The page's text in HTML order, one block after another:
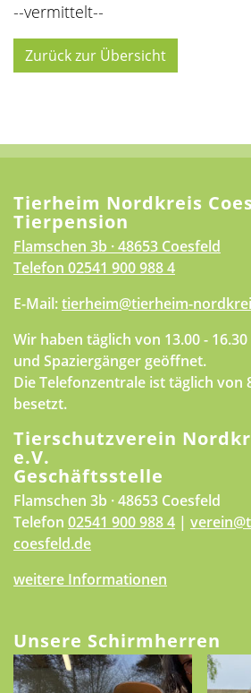
--vermittelt--
Zurück zur Übersicht
Tierheim Nordkreis
Tierpension
Flamschen 3b · 48653 Coesfeld
Telefon 02541 900 988 4
E-Mail:tierheim@tierheim-
Wir haben täglich von 13.00 -
und Spaziergänger geöffnet.
Die Telefonzentrale ist täglich von
besetzt.
Tierschutzverein
e.V.
Geschäftsstelle
Flamschen 3b · 48653 Coesfeld
Telefon 02541 900 988 4 |
coesfeld.de
weitere Informationen
Unsere Schirmherren